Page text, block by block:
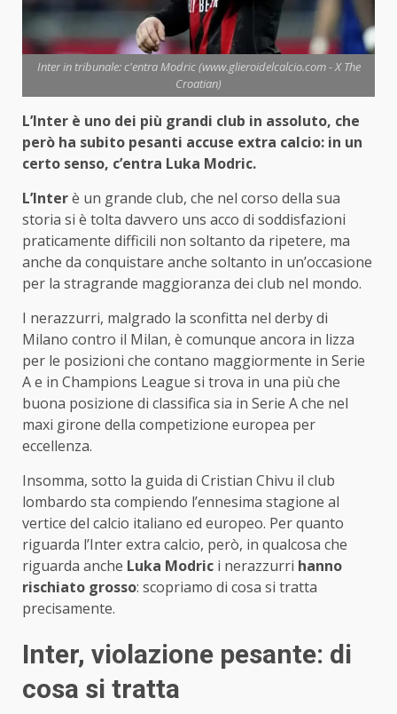
Inter in tribunale: c'entra Modric (www.glieroidelcalcio.com - X The
Croatian)
L’Inter è uno dei più grandi club in assoluto, che
però ha subito pesanti accuse extra calcio: in un
certo senso, c’entra Luka Modric.
L’Interè un grande club, che nel corso della sua
storia si è tolta davvero uns acco di soddisfazioni
praticamente difficili non soltanto da ripetere, ma
anche da conquistare anche soltanto in un’occasione
per la stragrande maggioranza dei club nel mondo.
I nerazzurri, malgrado la sconfitta nel derby di
Milano contro il Milan, è comunque ancora in lizza
per le posizioni che contano maggiormente in Serie
A e in Champions League si trova in una più che
buona posizione di classifica sia in Serie A che nel
maxi girone della competizione europea per
eccellenza.
Insomma, sotto la guida di Cristian Chivu il club
lombardo sta compiendo l’ennesima stagione al
vertice del calcio italiano ed europeo. Per quanto
riguarda l’Inter extra calcio, però, in qualcosa che
riguarda anche Luka Modric i nerazzurri hanno
rischiato grosso: scopriamo di cosa si tratta
precisamente.
Inter, violazione pesante: di
cosa si tratta